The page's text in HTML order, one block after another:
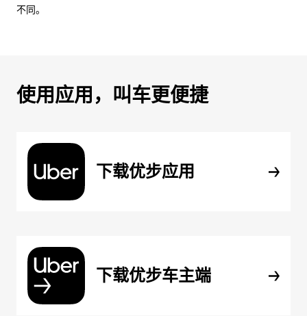
不同。
使用应用，叫车更便捷
下载优步应用
下载优步车主端